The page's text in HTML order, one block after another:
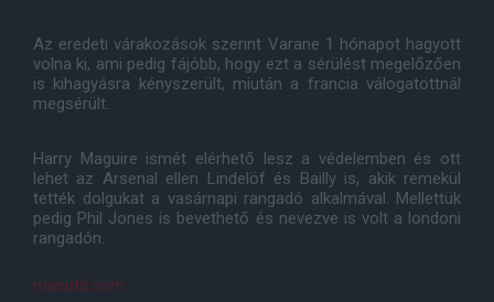
Az eredeti várakozások szerint Varane 1 hónapot hagyott
volna ki, ami pedig fájóbb, hogy ezt a sérülést megelőzően
is kihagyásra kényszerült, miután a francia válogatottnál
megsérült.
Harry Maguire ismét elérhető lesz a védelemben és ott
lehet az Arsenal ellen Lindelöf és Bailly is, akik remekül
tették dolgukat a vasárnapi rangadó alkalmával. Mellettük
pedig Phil Jones is bevethető és nevezve is volt a londoni
rangadón.
manutd.com